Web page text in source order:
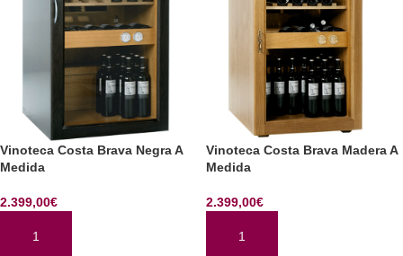
Vinoteca Costa Brava Negra A
Medida
2.399,00€
AÑADIR AL CARRITO
Vinoteca Costa Brava Madera A
Medida
2.399,00€
AÑADIR AL CARRITO